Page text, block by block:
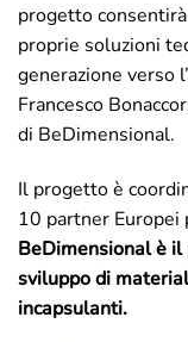
progetto
proprie soluzioni
generazione verso
Francesco
di BeDimensional.
Il progetto è
10 partner Europei
BeDimensional è
sviluppo di
incapsulanti.